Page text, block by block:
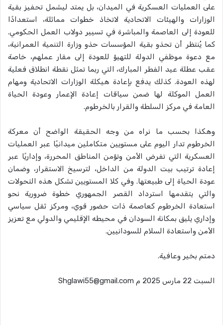
على العمليات العسكرية في الميدان، بل يمتد ليشمل تحفيز بقية
الوزارات والهيئات الاتحادية لاتخاذ خطوات مماثلة، استعدادًا
للعودة إلى العاصمة والمباشرة في تسيير دولاب العمل الحكومي.
كما يُنتظر أن تحذو بقية المؤسسات حذو وزارة التنمية العمرانية،
مع دعوة موظفي الدولة للتهيؤ للعودة إلى مقار عملهم، خاصة
عقب عطلة عيد الفطر المبارك، التي ربما تمثل نقطة انطلاق فعلية
لهذه العودة. كذلك يدفع بإعادة هيكلة الوزارات الاتحادية ومهام
العمل الموكلة لها ضمن سياقات إعادة الإعمار وعودة الحياة
العامة في مركز السلطة والقرار بالخرطوم.
وهكذا بحسب ما نراه من وجه الحقيقة الواضح أن معركة
الخرطوم تدار اليوم على مستويين متكاملين ميدانيًا عبر العمليات
العسكرية التي تفرض الأمن وتؤمن المناطق المحررة، وإداريًا عبر
إعادة ترتيب بيت الدولة من الداخل، لترسيخ الاستقرار، وضمان
عودة الحياة إلى طبيعتها. وفي كلا المستويين تشكل هذه التحولات
والتي يتقدمها استرداد القصر الجمهوري خطوة ضرورية نحو
استعادة الخرطوم كعاصمة ذات حضور قوي، ومركز ثقل سياسي
وإداري يليق بمكانة السودان في محيطه الإقليمي والدولي مع تعزيز
الأمن واستعادة السلام للسودانيين.
دمتم بخير وعافية.
السبت 22 مارس 2025 م Shglawi55@gmail.com